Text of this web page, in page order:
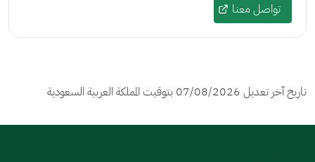
تواصل معنا
تاريخ آخر تعديل 07/08/2026 بتوقيت المملكة العربية السعودية